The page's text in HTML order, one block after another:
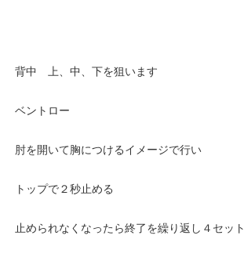
背中 上、中、下を狙います
ベントロー
肘を開いて胸につけるイメージで行い
トップで２秒止める
止められなくなったら終了を繰り返し４セット